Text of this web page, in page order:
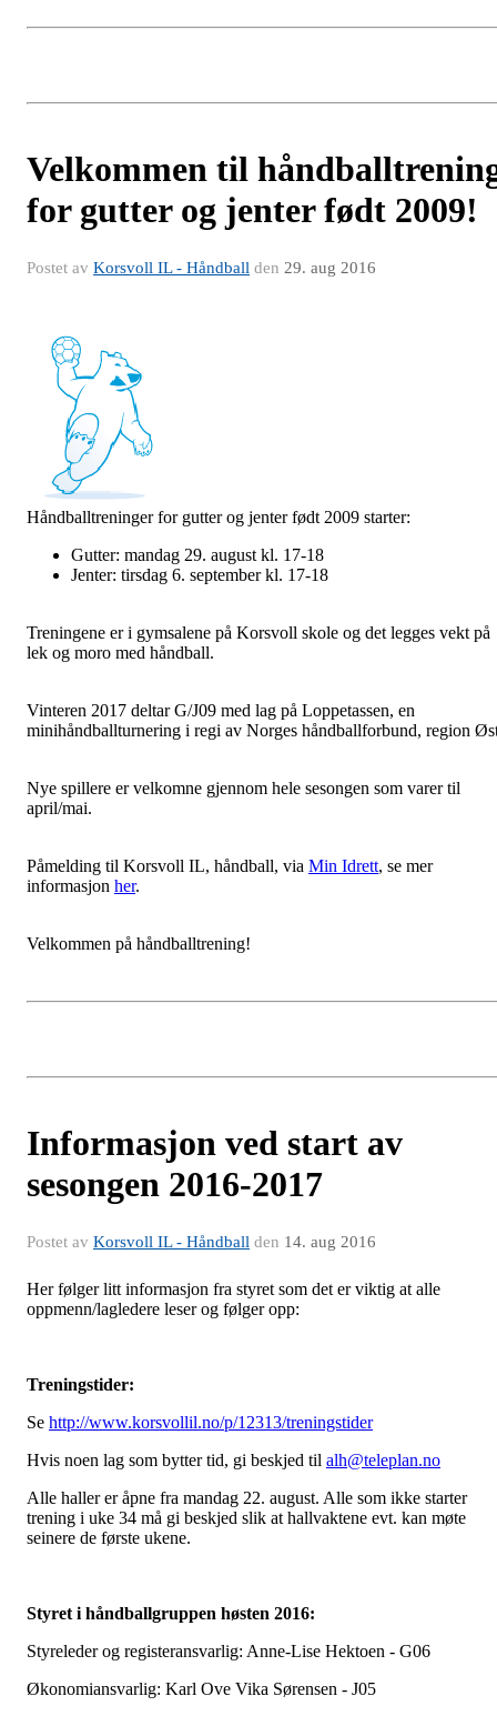
Velkommen til
for gutter og jenter født 2009!
Postet av Korsvoll IL - Håndball den 29. aug 2016
Håndballtreninger for gutter og jenter født 2009 starter:
Gutter: mandag 29. august kl. 17-18
Jenter: tirsdag 6. september kl. 17-18
Treningene er i gymsalene på Korsvoll skole og det legges vekt på
lek og moro med håndball.
Vinteren 2017 deltar G/J09 med lag på Loppetassen, en
minihåndballturnering i regi av Norges håndballforbund, region
Nye spillere er velkomne gjennom hele sesongen som varer til
april/mai.
Påmelding til Korsvoll IL, håndball, via Min Idrett, se mer
informasjon her.
Velkommen på håndballtrening!
Informasjon ved start av
sesongen 2016-2017
Postet av Korsvoll IL - Håndball den 14. aug 2016
Her følger litt informasjon fra styret som det er viktig at alle
oppmenn/lagledere leser og følger opp:
Treningstider:
Se http://www.korsvollil.no/p/12313/treningstider
Hvis noen lag som bytter tid, gi beskjed til alh@teleplan.no
Alle haller er åpne fra mandag 22. august. Alle som ikke starter
trening i uke 34 må gi beskjed slik at hallvaktene evt. kan møte
seinere de første ukene.
Styret i håndballgruppen høsten 2016:
Styreleder og registeransvarlig: Anne-Lise Hektoen - G06
Økonomiansvarlig: Karl Ove Vika Sørensen - J05